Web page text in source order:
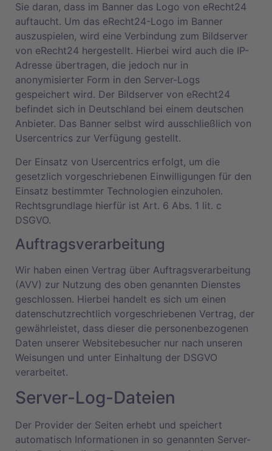
Sie daran, dass im Banner das Logo von eRecht24
auftaucht. Um das eRecht24-Logo im Banner
auszuspielen, wird eine Verbindung zum Bildserver
von eRecht24 hergestellt. Hierbei wird auch die IP-
Adresse übertragen, die jedoch nur in
anonymisierter Form in den Server-Logs
gespeichert wird. Der Bildserver von eRecht24
befindet sich in Deutschland bei einem deutschen
Anbieter. Das Banner selbst wird ausschließlich von
Usercentrics zur Verfügung gestellt.
Der Einsatz von Usercentrics erfolgt, um die
gesetzlich vorgeschriebenen Einwilligungen für den
Einsatz bestimmter Technologien einzuholen.
Rechtsgrundlage hierfür ist Art. 6 Abs. 1 lit. c
DSGVO.
Auftragsverarbeitung
Wir haben einen Vertrag über Auftragsverarbeitung
(AVV) zur Nutzung des oben genannten Dienstes
geschlossen. Hierbei handelt es sich um einen
datenschutzrechtlich vorgeschriebenen Vertrag, der
gewährleistet, dass dieser die personenbezogenen
Daten unserer Websitebesucher nur nach unseren
Weisungen und unter Einhaltung der DSGVO
verarbeitet.
Server-Log-Dateien
Der Provider der Seiten erhebt und speichert
automatisch Informationen in so genannten Server-